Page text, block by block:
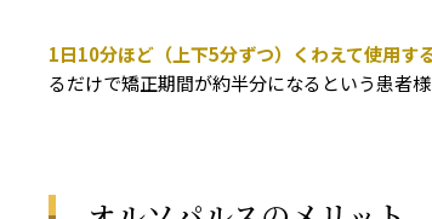
1日10分ほど（上下5分ずつ）くわえて使用す
るだけで矯正期間が約半分になるという患者